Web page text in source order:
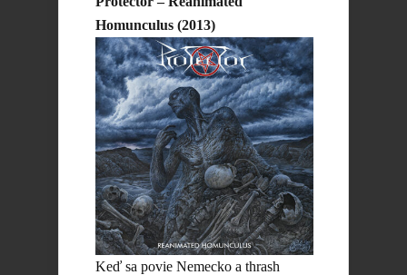
Homunculus (2013)
Keď sa povie Nemecko a thrash